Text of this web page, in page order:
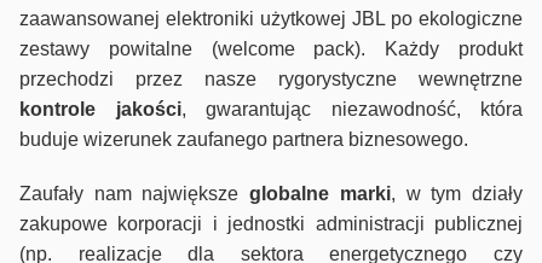
zaawansowanej elektroniki użytkowej JBL po ekologiczne
zestawy powitalne (welcome pack). Każdy produkt
przechodzi przez nasze rygorystyczne wewnętrzne
kontrole jakości, gwarantując niezawodność, która
buduje wizerunek zaufanego partnera biznesowego.
Zaufały nam największeglobalne marki, w tym działy
zakupowe korporacji i jednostki administracji publicznej
(np. realizacje dla sektora energetycznego czy